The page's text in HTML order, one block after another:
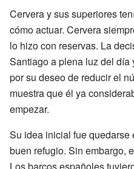
Cervera y sus superiores
cómo actuar. Cervera
lo hizo con reservas. La
Santiago a plena luz del
por su deseo de reducir el
muestra que él ya
empezar.
Su idea inicial fue quedarse
buen refugio. Sin embargo,
Los barcos españoles